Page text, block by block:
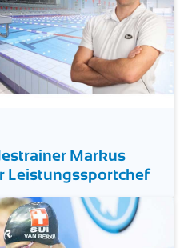
Markus
Leistungssportchef